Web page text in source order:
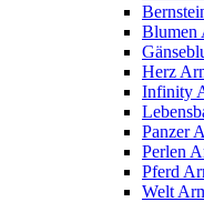
Blumen
Herz
Infinity
Panzer
Perlen
Pferd
Welt